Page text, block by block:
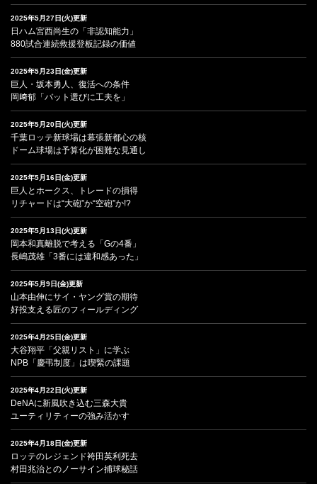
2025年5月27日(火)更新
日ハム宮西尚生の「非認知能力」
880試合連続救援登板記録の価値
2025年5月23日(金)更新
巨人・坂本勇人、復活への条件
岡﨑郁「バット選びに工夫を」
2025年5月20日(火)更新
千葉ロッテ新球場は幕張新都心の核
ドーム球場は予算化が困難な見通し
2025年5月16日(金)更新
巨人とホークス、トレードの損得
リチャードは“大砲”か“空砲”か!?
2025年5月13日(火)更新
岡本和真離脱で考える「Gの4番」
長嶋茂雄「3番には違和感あった」
2025年5月9日(金)更新
山本由伸にサイ・ヤング賞の期待
好投支える匠のフィールディング
2025年4月25日(金)更新
大谷翔平「父親リスト」に学ぶ
NPB「慶弔制度」は喫緊の課題
2025年4月22日(火)更新
DeNAに新風吹き込む三森大貴
ユーティリティーの強み活かす
2025年4月18日(金)更新
ロッテのレジェンド袴田英利死去
村田兆治とのノーサイン捕球秘話